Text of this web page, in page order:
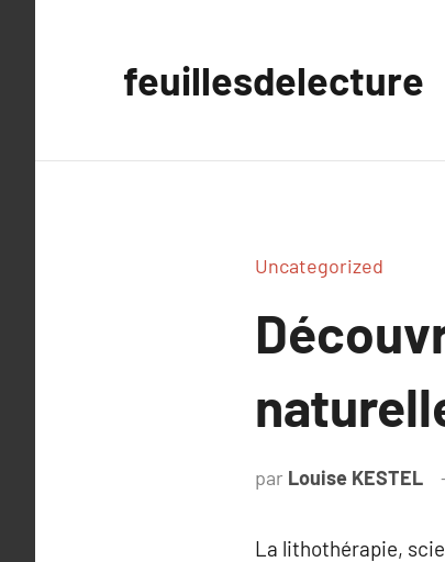
feuillesdelecture
Uncategorized
par Louise KESTEL
La lithothérapie,